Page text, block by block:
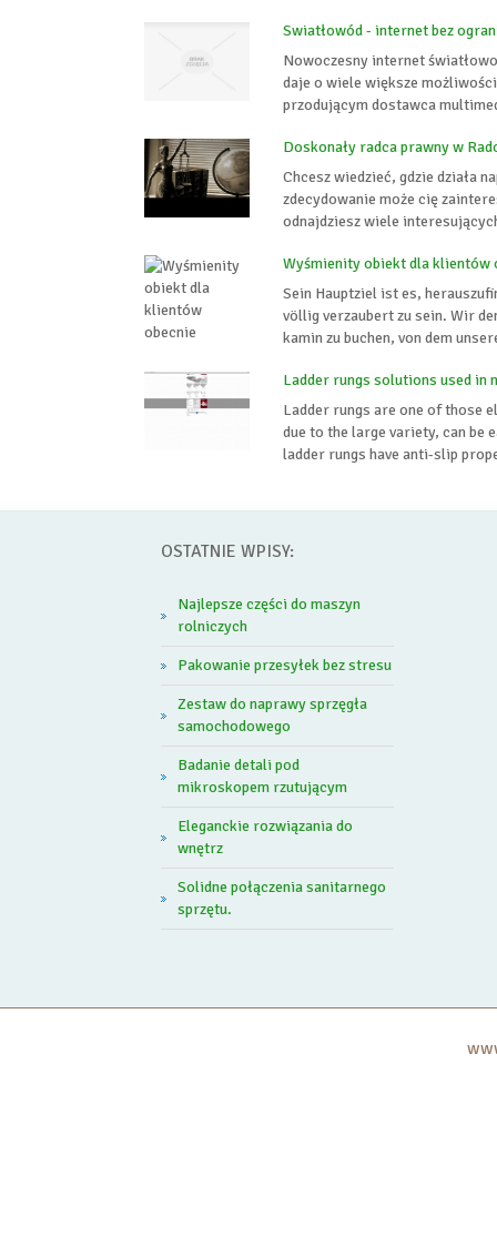
Swiatłowód - internet bez
Nowoczesny internet
daje o wiele większe
przodującym dostawca
Doskonały radca prawny w
Chcesz wiedzieć, gdzie działa
zdecydowanie może cię
odnajdziesz wiele
Wyśmienity obiekt dla klientów
Sein Hauptziel ist es,
völlig verzaubert zu sein. Wir
kamin zu buchen, von dem
Ladder rungs solutions used in
Ladder rungs are one of those
due to the large variety, can
ladder rungs have anti-slip
OSTATNIE WPISY:
Najlepsze części do maszyn
rolniczych
Pakowanie przesyłek bez stresu
Zestaw do naprawy sprzęgła
samochodowego
Badanie detali pod
mikroskopem rzutującym
Eleganckie rozwiązania do
wnętrz
Solidne połączenia sanitarnego
sprzętu.